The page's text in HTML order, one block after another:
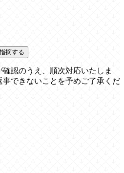
摘する
認のうえ、順次対応いたしま
できないことを予めご了承くだ